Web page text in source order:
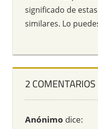
significado de
similares. Lo
2 COMENTARIOS
Anónimo dice: